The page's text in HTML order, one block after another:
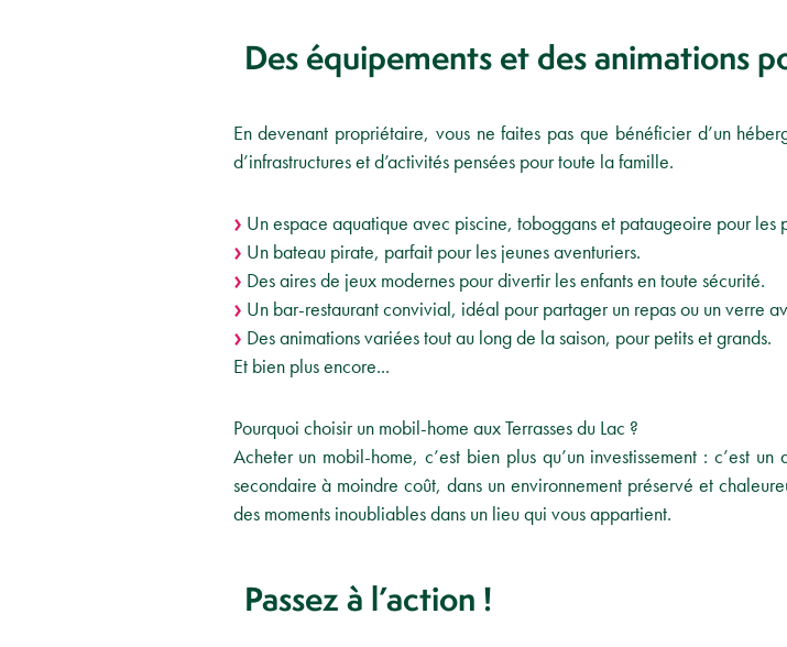
Des équipements et des animations
En devenant propriétaire, vous ne faites pas que bénéficier d’un
d’infrastructures et d’activités pensées pour toute la famille.
Un espace aquatique avec piscine, toboggans et pataugeoire pour les
Un bateau pirate, parfait pour les jeunes aventuriers.
Des aires de jeux modernes pour divertir les enfants en toute sécurité.
Un bar-restaurant convivial, idéal pour partager un repas ou un verre
Des animations variées tout au long de la saison, pour petits et grands.
Et bien plus encore...
Pourquoi choisir un mobil-home aux Terrasses du Lac ?
Acheter un mobil-home, c’est bien plus qu’un investissement : c’est
secondaire à moindre coût, dans un environnement préservé et
des moments inoubliables dans un lieu qui vous appartient.
Passez à l’action !